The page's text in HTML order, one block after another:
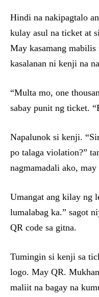
Hindi na nakipagtalo
kulay asul na ticket at
May kasamang mabilis
kasalanan ni kenji na
“Multa mo, one
sabay punit ng ticket.
Napalunok si kenji.
po talaga violation?”
nagmamadali ako,
Umangat ang kilay ng
lumalabag ka.” sagot
QR code sa gitna.
Tumingin si kenji sa
logo. May QR.
maliit na bagay na